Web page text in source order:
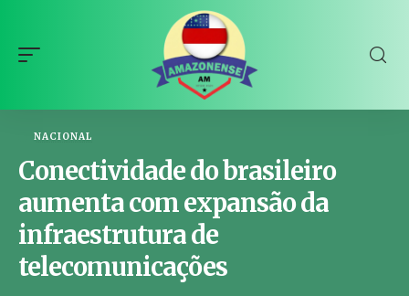
NACIONAL
Conectividade do brasileiro
aumenta com expansão da
infraestrutura de
telecomunicações